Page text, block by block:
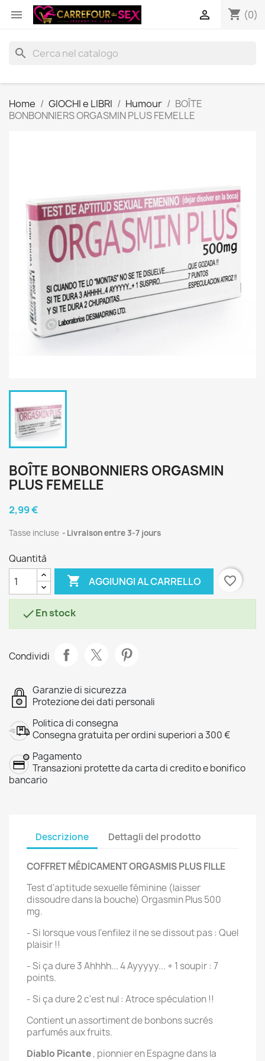
 shopping_cart (0)

search
Home GIOCHI e LIBRI Humour
BOÎTE
BONBONNIERS ORGASMIN PLUS FEMELLE
BOÎTE BONBONNIERS ORGASMIN
PLUS FEMELLE
2,99 €
Tasse incluse Livraison entre 3-7 jours
Quantità
 AGGIUNGI AL CARRELLO favorite_border
En stock
Condividi
Garanzie di sicurezza
Protezione dei dati personali
Politica di consegna
Consegna gratuita per ordini superiori a 300 €
Pagamento
Transazioni protette da carta di credito e bonifico
bancario
Descrizione Dettagli del prodotto
COFFRET MÉDICAMENT ORGASMIS PLUS FILLE
Test d'aptitude sexuelle féminine (laisser
dissoudre dans la bouche) Orgasmin Plus 500
mg.
- Si lorsque vous l'enfilez il ne se dissout pas : Quel
plaisir !!
- Si ça dure 3 Ahhhh... 4 Ayyyyy... + 1 soupir : 7
points.
- Si ça dure 2 c'est nul : Atroce spéculation !!
Contient un assortiment de bonbons sucrés
parfumés aux fruits.
Diablo Picante, pionnier en Espagne dans la